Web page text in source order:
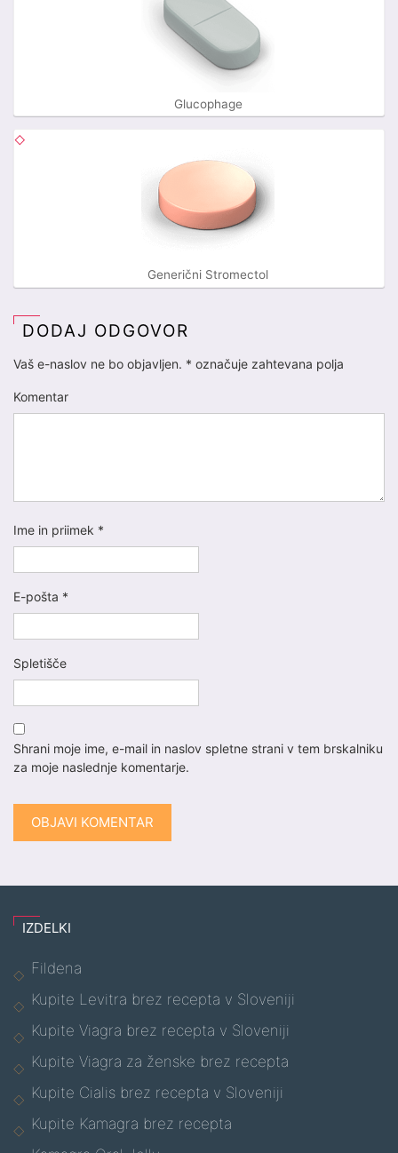
Glucophage
Generični Stromectol
DODAJ ODGOVOR
Vaš e-naslov ne bo objavljen. * označuje zahtevana polja
Komentar
Ime in priimek *
E-pošta *
Spletišče
Shrani moje ime, e-mail in naslov spletne strani v tem brskalniku
za moje naslednje komentarje.
IZDELKI
Fildena
Kupite Levitra brez recepta v Sloveniji
Kupite Viagra brez recepta v Sloveniji
Kupite Viagra za ženske brez recepta
Kupite Cialis brez recepta v Sloveniji
Kupite Kamagra brez recepta